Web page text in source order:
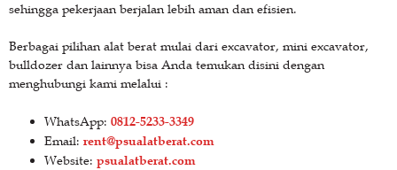
sehingga pekerjaan berjalan lebih aman dan efisien.
Berbagai pilihan alat berat mulai dari excavator, mini excavator,
bulldozer dan lainnya bisa Anda temukan disini dengan
menghubungi kami melalui :
WhatsApp: 0812-5233-3349
Email: rent@psualatberat.com
Website: psualatberat.com